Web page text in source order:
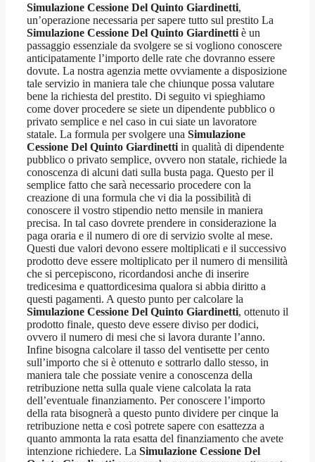
Simulazione Cessione Del Quinto Giardinetti,
un’operazione necessaria per sapere tutto sul prestito La
Simulazione Cessione Del Quinto Giardinetti è un
passaggio essenziale da svolgere se si vogliono conoscere
anticipatamente l’importo delle rate che dovranno essere
dovute. La nostra agenzia mette ovviamente a disposizione
tale servizio in maniera tale che chiunque possa valutare
bene la richiesta del prestito. Di seguito vi spieghiamo
come dover procedere se siete un dipendente pubblico o
privato semplice e nel caso in cui siate un lavoratore
statale. La formula per svolgere una Simulazione
Cessione Del Quinto Giardinetti in qualità di dipendente
pubblico o privato semplice, ovvero non statale, richiede la
conoscenza di alcuni dati sulla busta paga. Questo per il
semplice fatto che sarà necessario procedere con la
creazione di una formula che vi dia la possibilità di
conoscere il vostro stipendio netto mensile in maniera
precisa. In tal caso dovrete prendere in considerazione la
paga oraria e il numero di ore di servizio svolte al mese.
Questi due valori devono essere moltiplicati e il successivo
prodotto deve essere moltiplicato per il numero di mensilità
che si percepiscono, ricordandosi anche di inserire
tredicesima e quattordicesima qualora si abbia diritto a
questi pagamenti. A questo punto per calcolare la
Simulazione Cessione Del Quinto Giardinetti, ottenuto il
prodotto finale, questo deve essere diviso per dodici,
ovvero il numero di mesi che si lavora durante l’anno.
Infine bisogna calcolare il tasso del ventisette per cento
sull’importo che si è ottenuto e sottrarlo dallo stesso, in
maniera tale che possiate venire a conoscenza della
retribuzione netta sulla quale viene calcolata la rata
dell’eventuale finanziamento. Per conoscere l’importo
della rata bisognerà a questo punto dividere per cinque la
retribuzione netta e così potrete sapere con esattezza a
quanto ammonta la rata esatta del finanziamento che avete
intenzione richiedere. La Simulazione Cessione Del